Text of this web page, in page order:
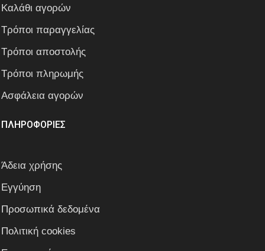
Καλάθι αγορών
Τρόποι παραγγελίας
Τρόποι αποστολής
Τρόποι πληρωμής
Ασφάλεια αγορών
ΠΛΗΡΟΦΟΡΙΕΣ
Άδεια χρήσης
Εγγύηση
Προσωπικά δεδομένα
Πολιτική cookies